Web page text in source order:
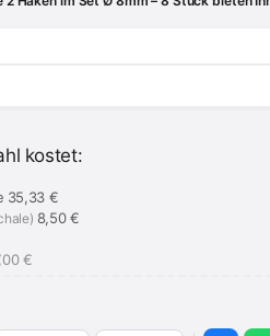
kostet:
35,33 €
8,50 €
€